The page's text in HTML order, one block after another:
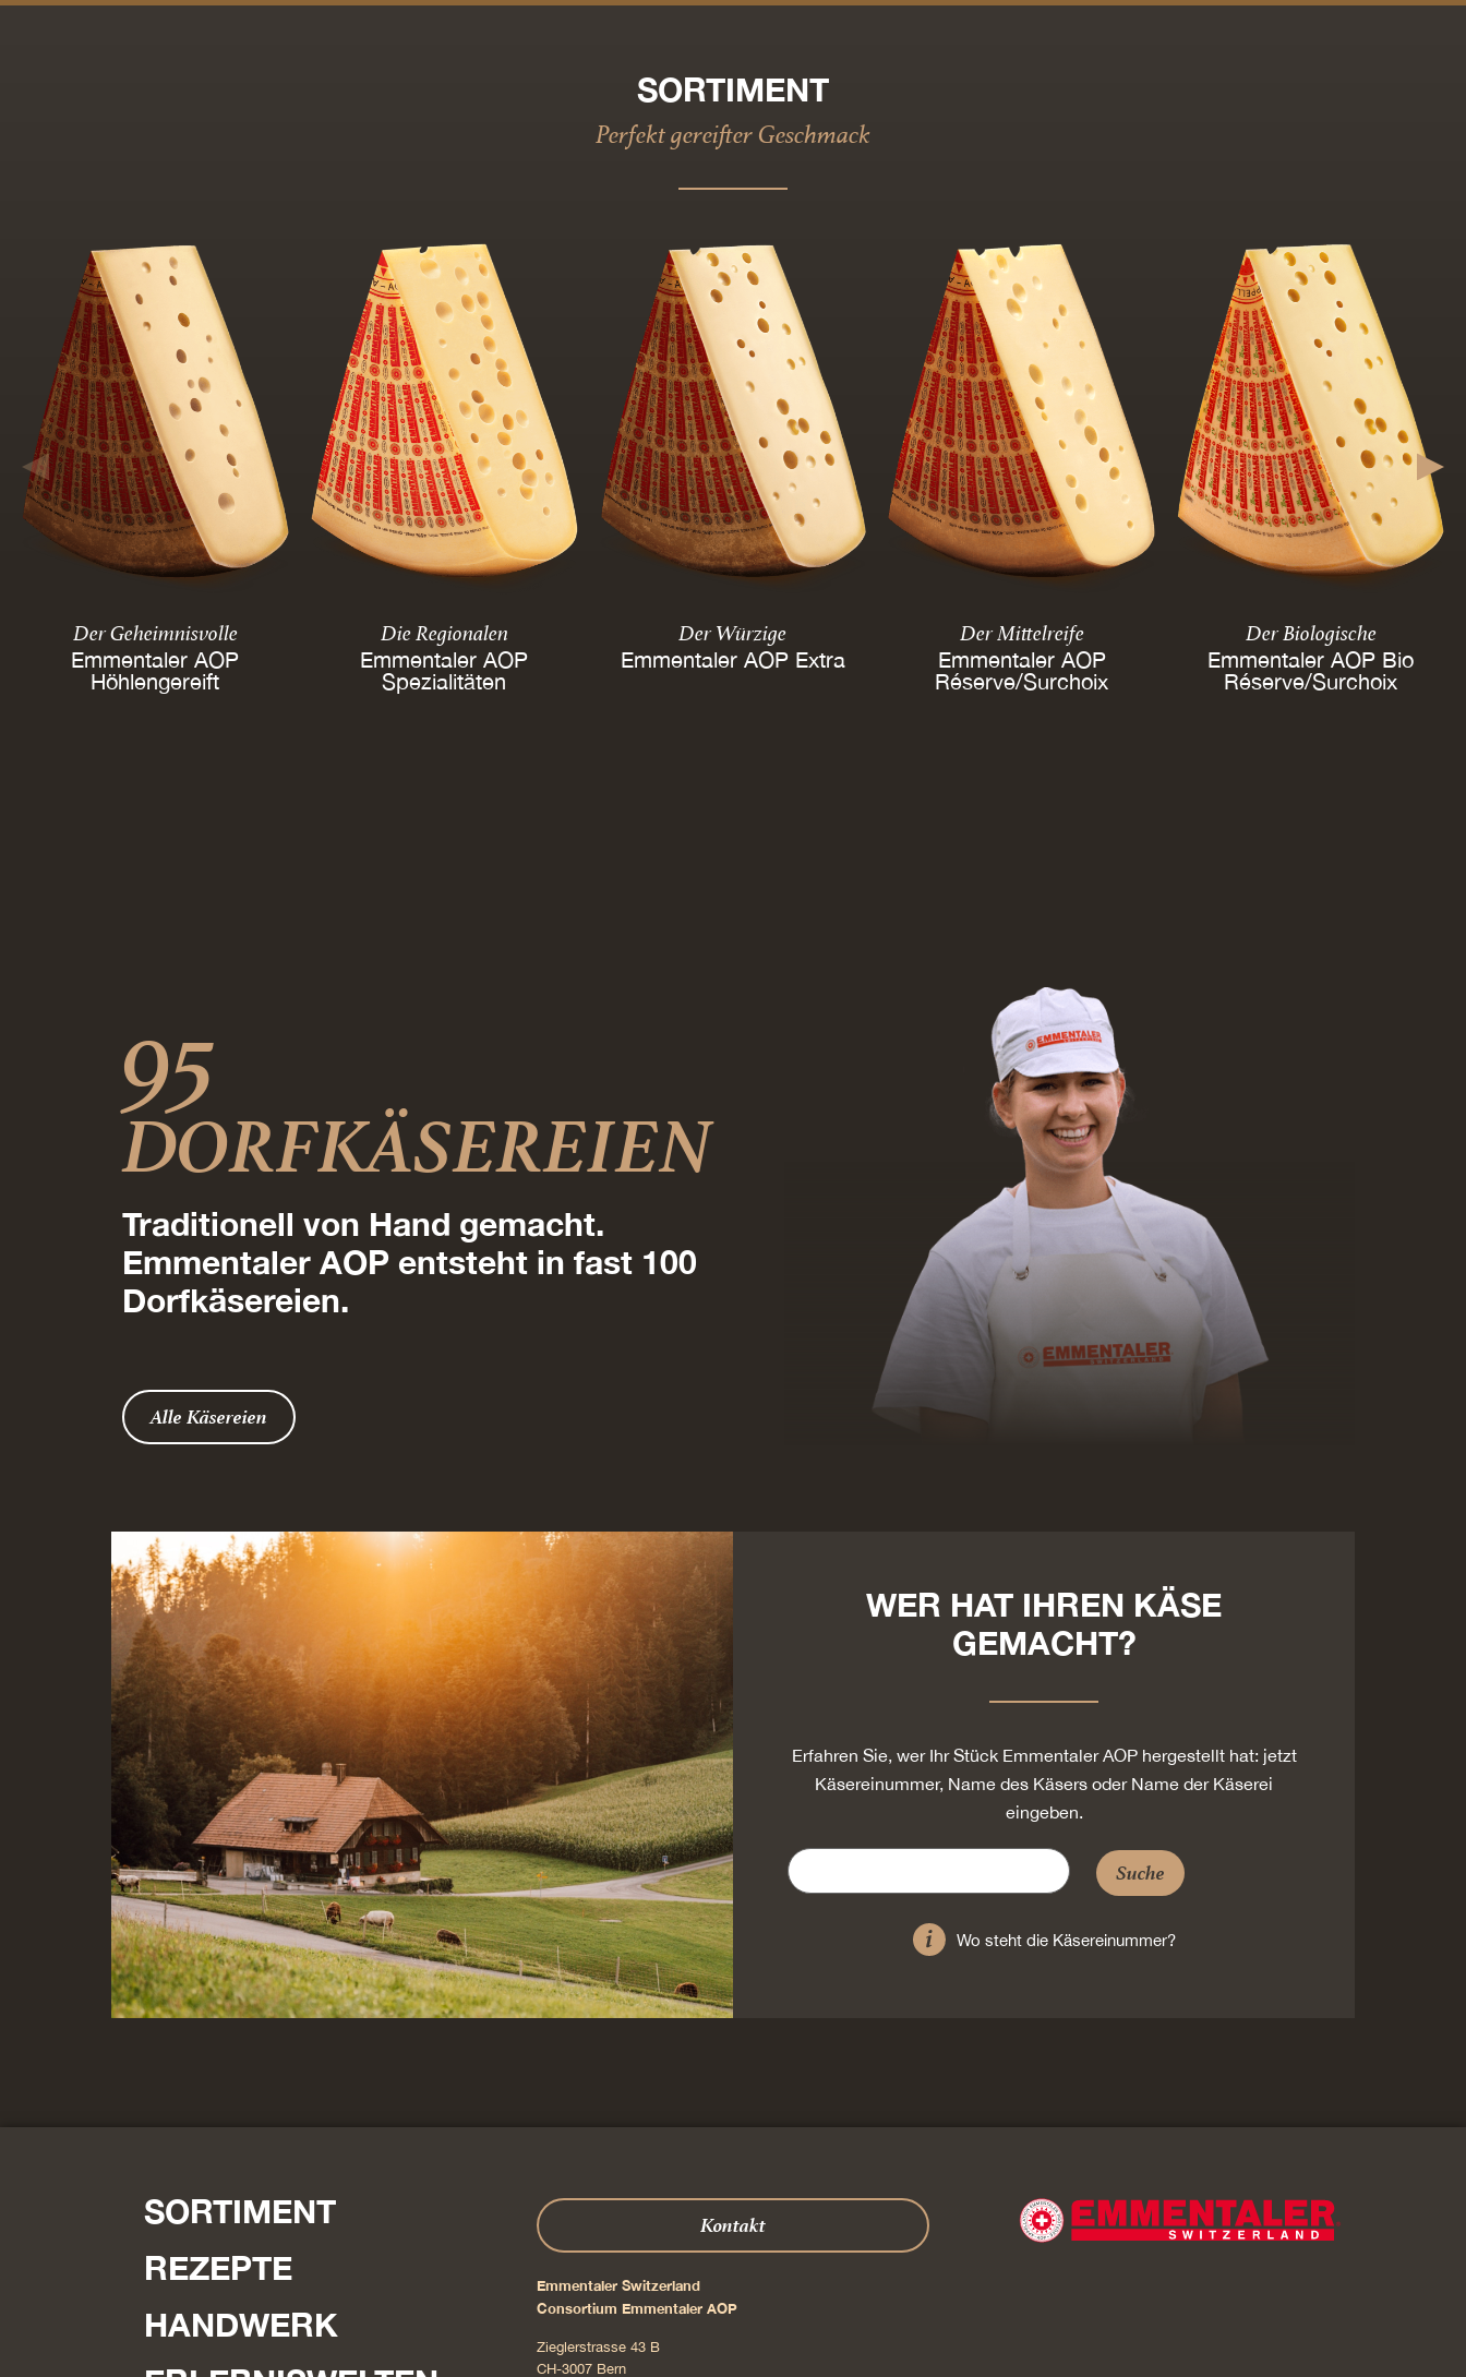
SORTIMENT
Perfekt gereifter Geschmack
Der Geheimnisvolle
Emmentaler AOP
Höhlengereift
Die Regionalen
Emmentaler AOP
Spezialitäten
Der Würzige
Emmentaler AOP Extra
Der Mittelreife
Emmentaler AOP
Réserve/Surchoix
Der Biologische
Emmentaler AOP Bio
Réserve/Surchoix
95
DORFKÄSEREIEN
Traditionell von Hand gemacht.
Emmentaler AOP entsteht in fast 100
Dorfkäsereien.
Alle Käsereien
WER HAT IHREN KÄSE
GEMACHT?
Erfahren Sie, wer Ihr Stück Emmentaler AOP hergestellt hat: jetzt
Käsereinummer, Name des Käsers oder Name der Käserei
eingeben.
Suche
Wo steht die Käsereinummer?
SORTIMENT
REZEPTE
HANDWERK
Kontakt
Emmentaler Switzerland
Consortium Emmentaler AOP
Zieglerstrasse 43 B
CH-3007 Bern